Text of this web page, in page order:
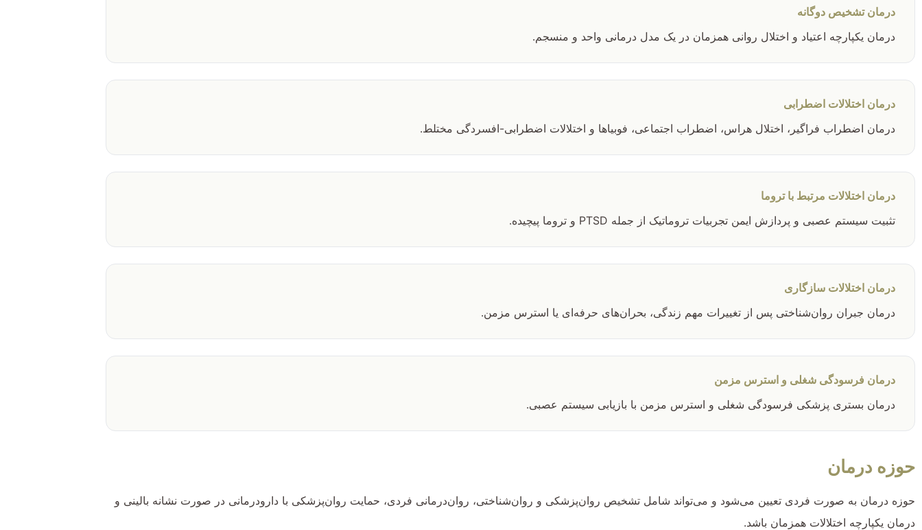
درمان تشخیص دوگانه
درمان یکپارچه اعتیاد و اختلال روانی همزمان در یک مدل درمانی واحد و منسجم.
درمان اختلالات اضطرابی
درمان اضطراب فراگیر، اختلال هراس، اضطراب اجتماعی، فوبیاها و اختلالات اضطرابی-افسردگی مختلط.
درمان اختلالات مرتبط با تروما
تثبیت سیستم عصبی و پردازش ایمن تجربیات تروماتیک از جمله PTSD و تروما پیچیده.
درمان اختلالات سازگاری
درمان جبران روان‌شناختی پس از تغییرات مهم زندگی، بحران‌های حرفه‌ای یا استرس مزمن.
درمان فرسودگی شغلی و استرس مزمن
درمان بستری پزشکی فرسودگی شغلی و استرس مزمن با بازیابی سیستم عصبی.
حوزه درمان
حوزه درمان به صورت فردی تعیین می‌شود و می‌تواند شامل تشخیص روان‌پزشکی و روان‌شناختی، روان‌درمانی فردی، حمایت روان‌پزشکی با دارودرمانی در صورت نشانه بالینی و
درمان یکپارچه اختلالات همزمان باشد.